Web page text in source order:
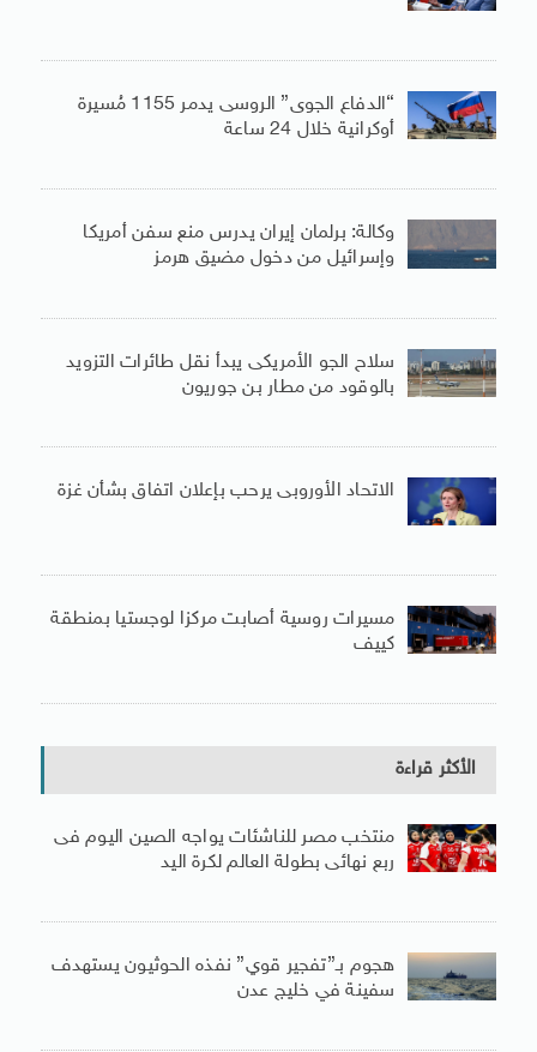
“الدفاع الجوى” الروسى يدمر 1155 مُسيرة
أوكرانية خلال 24 ساعة
وكالة: برلمان إيران يدرس منع سفن أمريكا
وإسرائيل من دخول مضيق هرمز
سلاح الجو الأمريكى يبدأ نقل طائرات التزويد
بالوقود من مطار بن جوريون
الاتحاد الأوروبى يرحب بإعلان اتفاق بشأن غزة
مسيرات روسية أصابت مركزا لوجستيا بمنطقة
كييف
الأكثر قراءة
منتخب مصر للناشئات يواجه الصين اليوم فى
ربع نهائى بطولة العالم لكرة اليد
هجوم بـ”تفجير قوي” نفذه الحوثيون يستهدف
سفينة في خليج عدن